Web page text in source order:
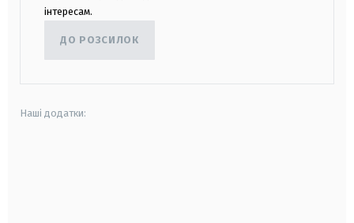
інтересам.
ДО РОЗСИЛОК
Наші додатки: